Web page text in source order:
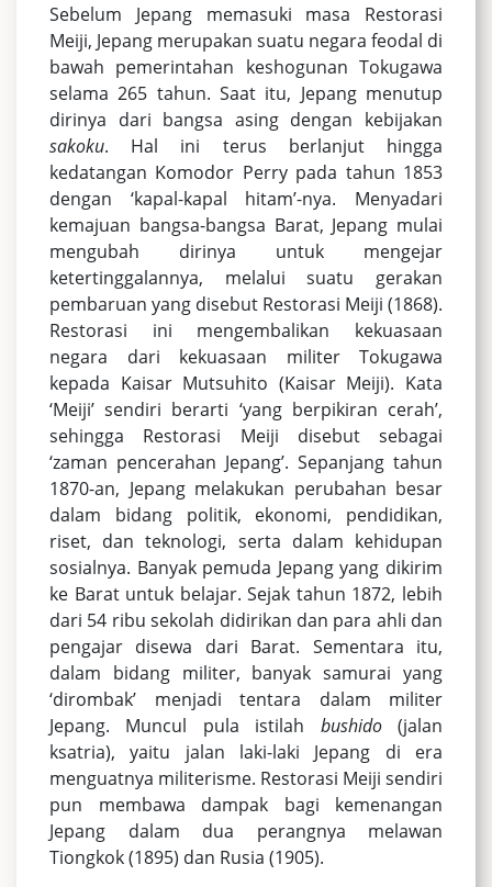
Sebelum Jepang memasuki masa Restorasi
Meiji, Jepang merupakan suatu negara feodal di
bawah pemerintahan keshogunan Tokugawa
selama 265 tahun. Saat itu, Jepang menutup
dirinya dari bangsa asing dengan kebijakan
sakoku. Hal ini terus berlanjut hingga
kedatangan Komodor Perry pada tahun 1853
dengan ‘kapal-kapal hitam’-nya. Menyadari
kemajuan bangsa-bangsa Barat, Jepang mulai
mengubah dirinya untuk mengejar
ketertinggalannya, melalui suatu gerakan
pembaruan yang disebut Restorasi Meiji (1868).
Restorasi ini mengembalikan kekuasaan
negara dari kekuasaan militer Tokugawa
kepada Kaisar Mutsuhito (Kaisar Meiji). Kata
‘Meiji’ sendiri berarti ‘yang berpikiran cerah’,
sehingga Restorasi Meiji disebut sebagai
‘zaman pencerahan Jepang’. Sepanjang tahun
1870-an, Jepang melakukan perubahan besar
dalam bidang politik, ekonomi, pendidikan,
riset, dan teknologi, serta dalam kehidupan
sosialnya. Banyak pemuda Jepang yang dikirim
ke Barat untuk belajar. Sejak tahun 1872, lebih
dari 54 ribu sekolah didirikan dan para ahli dan
pengajar disewa dari Barat. Sementara itu,
dalam bidang militer, banyak samurai yang
‘dirombak’ menjadi tentara dalam militer
Jepang. Muncul pula istilah bushido(jalan
ksatria), yaitu jalan laki-laki Jepang di era
menguatnya militerisme. Restorasi Meiji sendiri
pun membawa dampak bagi kemenangan
Jepang dalam dua perangnya melawan
Tiongkok (1895) dan Rusia (1905).